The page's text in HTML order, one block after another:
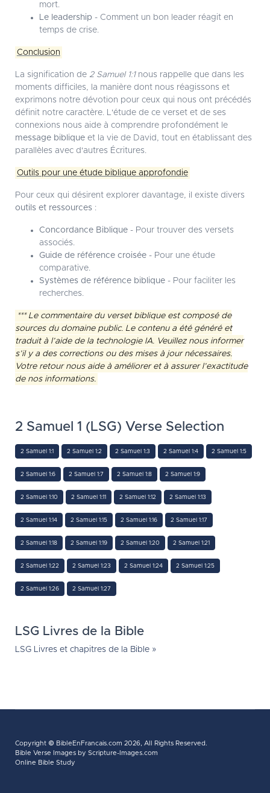
mort.
Le leadership - Comment un bon leader réagit en
temps de crise.
Conclusion
La signification de 2 Samuel 1:1nous rappelle que dans les
moments difficiles, la manière dont nous réagissons et
exprimons notre dévotion pour ceux qui nous ont précédés
définit notre caractère. L'étude de ce verset et de ses
connexions nous aide à comprendre profondément le
message biblique et la vie de David, tout en établissant des
parallèles avec d'autres Écritures.
Outils pour une étude biblique approfondie
Pour ceux qui désirent explorer davantage, il existe divers
outils et ressources :
Concordance Biblique - Pour trouver des versets
associés.
Guide de référence croisée - Pour une étude
comparative.
Systèmes de référence biblique - Pour faciliter les
recherches.
*** Le commentaire du verset biblique est composé de
sources du domaine public. Le contenu a été généré et
traduit à l’aide de la technologie IA. Veuillez nous informer
s’il y a des corrections ou des mises à jour nécessaires.
Votre retour nous aide à améliorer et à assurer l’exactitude
de nos informations.
2 Samuel 1 (LSG) Verse Selection
2 Samuel 1:1 2 Samuel 1:2 2 Samuel 1:3 2 Samuel 1:4 2 Samuel 1:5
2 Samuel 1:6 2 Samuel 1:7 2 Samuel 1:8 2 Samuel 1:9
2 Samuel 1:10 2 Samuel 1:11 2 Samuel 1:12 2 Samuel 1:13
2 Samuel 1:14 2 Samuel 1:15 2 Samuel 1:16 2 Samuel 1:17
2 Samuel 1:18 2 Samuel 1:19 2 Samuel 1:20 2 Samuel 1:21
2 Samuel 1:22 2 Samuel 1:23 2 Samuel 1:24 2 Samuel 1:25
2 Samuel 1:26 2 Samuel 1:27
LSG Livres de la Bible
LSG Livres et chapitres de la Bible »
Copyright © BibleEnFrancais.com 2026, All Rights Reserved.
Bible Verse Images by Scripture-Images.com
Online Bible Study